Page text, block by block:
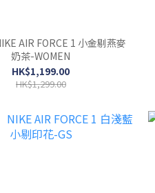
AIR FORCE 1 小金剔燕麥
奶茶-WOMEN
HK$1,199.00
HK$1,299.00